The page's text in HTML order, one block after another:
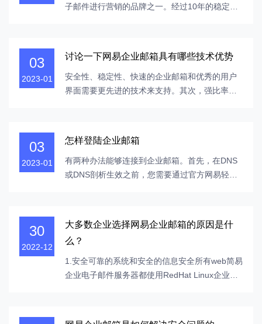
子邮件进行营销的品牌之一。经过10年的稳定开
1:2005要求构建和执行适用于邮件系统（企业邮
箱）运营和维护服务的IT服务系统以及质量控制
系...
03
2023-01
讨论一下网易企业邮箱具有哪些技术优势
安全性、稳定性、快速的企业邮箱和优秀的用户
界面需要更先进的技术来支持。其次，强比率技
大型矩阵服务器架构，并具有10g带宽。海外服务
器提供充足的带宽和卓越的网易质量，能够快...
03
2023-01
怎样登陆企业邮箱
有两种办法能够连接到企业邮箱。首先，在DNS
或DNS剖析生效之前，您需要通过官方网易轻松
登录公司邮箱。另一个是启用了DNS剖析。
Mail.yourdomain.com（域名是公司的域名）十分
有用，由...
30
2022-12
大多数企业选择网易企业邮箱的原因是什
么？
1.安全可靠的系统和安全的信息安全所有web简易
企业电子邮件服务器都使用RedHat Linux企业服